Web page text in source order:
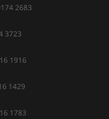
2683
3723
1916
1429
1783